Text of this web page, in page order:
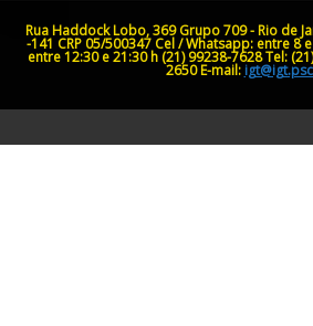
Rua Haddock Lobo, 369 Grupo 709 - Rio de
-141 CRP 05/500347 Cel / Whatsapp: entre 8
entre 12:30 e 21:30 h (21) 99238-7628 Tel:
2650 E-mail: